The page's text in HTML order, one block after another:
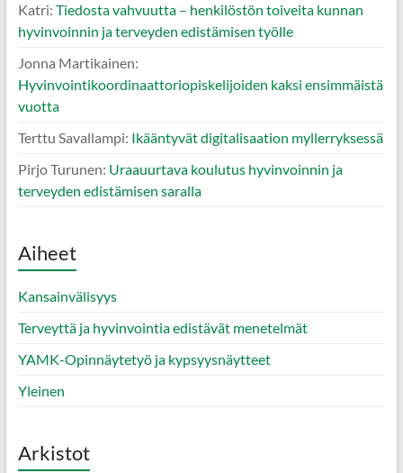
Katri: Tiedosta vahvuutta – henkilöstön toiveita kunnan
hyvinvoinnin ja terveyden edistämisen työlle
Jonna Martikainen:
Hyvinvointikoordinaattoriopiskelijoiden kaksi ensimmäistä
vuotta
Terttu Savallampi: Ikääntyvät digitalisaation myllerryksessä
Pirjo Turunen: Uraauurtava koulutus hyvinvoinnin ja
terveyden edistämisen saralla
Aiheet
Kansainvälisyys
Terveyttä ja hyvinvointia edistävät menetelmät
YAMK-Opinnäytetyö ja kypsyysnäytteet
Yleinen
Arkistot